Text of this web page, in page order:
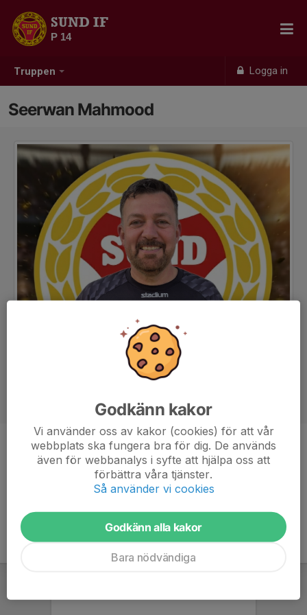
Truppen Logga in
SUND IF
P 14
Seerwan Mahmood
Assisterande Tränare
-
Godkänn kakor
Vi använder oss av kakor (cookies) för att vår
webbplats ska fungera bra för dig. De används
även för webbanalys i syfte att hjälpa oss att
förbättra våra tjänster.
Så använder vi cookies
Godkänn alla kakor
Bara nödvändiga